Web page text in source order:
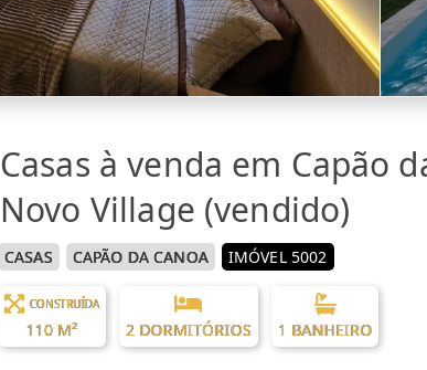
Casas à venda em Capão
Novo Village (vendido)
CASAS CAPÃO DA CANOA IMÓVEL 5002
CONSTRUÍDA
110 M² 2 DORMITÓRIOS 1 BANHEIRO